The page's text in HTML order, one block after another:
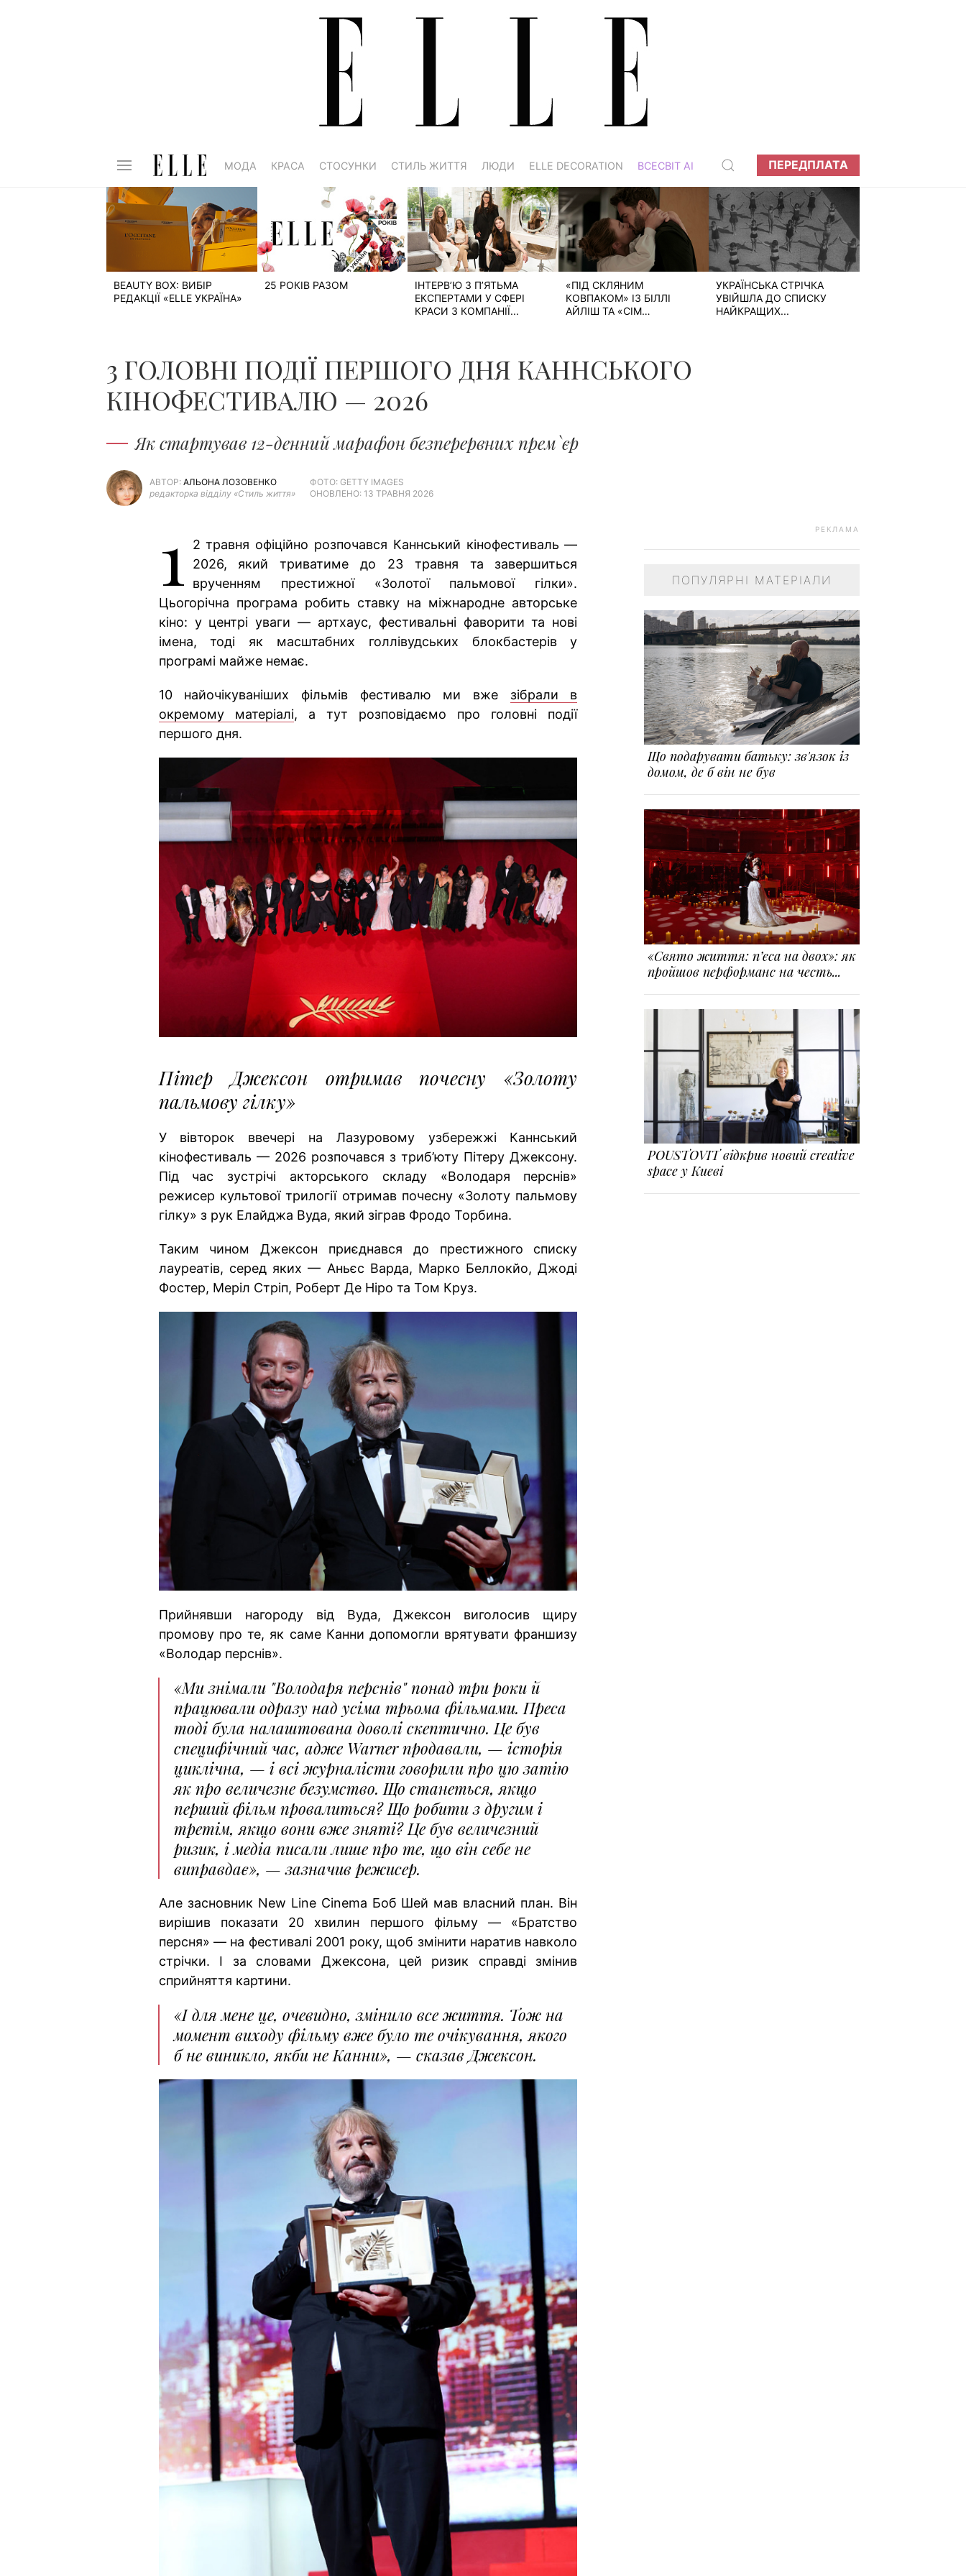
МОДА КРАСА СТОСУНКИ СТИЛЬ ЖИТТЯ ЛЮДИ ELLE DECORATION ВСЕСВІТ АІ ПЕРЕДПЛАТА
BEAUTY BOX: ВИБІР
РЕДАКЦІЇ «ELLE УКРАЇНА»
25 РОКІВ РАЗОМ
ІНТЕРВ’Ю З П’ЯТЬМА
ЕКСПЕРТАМИ У СФЕРІ
КРАСИ З КОМПАНІЇ...
«ПІД СКЛЯНИМ
КОВПАКОМ» ІЗ БІЛЛІ
АЙЛІШ ТА «СІМ
УКРАЇНСЬКА СТРІЧКА
УВІЙШЛА ДО СПИСКУ
НАЙКРАЩИХ...
3 ГОЛОВНІ ПОДІЇ ПЕРШОГО ДНЯ КАННСЬКОГО
КІНОФЕСТИВАЛЮ — 2026
Як стартував 12-денний марафон безперервних прем`єр
АВТОР: АЛЬОНА ЛОЗОВЕНКО
редакторка відділу «Стиль життя»
ФОТО: ​​GETTY IMAGES
ОНОВЛЕНО: 13 ТРАВНЯ 2026
1
2 травня офіційно розпочався Каннський кінофестиваль —
2026, який триватиме до 23 травня та завершиться
врученням престижної «Золотої пальмової гілки».
Цьогорічна програма робить ставку на міжнародне авторське
кіно: у центрі уваги — артхаус, фестивальні фаворити та нові
імена, тоді як масштабних голлівудських блокбастерів у
програмі майже немає.
10 найочікуваніших фільмів фестивалю ми вже зібрали в
окремому матеріалі, а тут розповідаємо про головні події
першого дня.
Пітер Джексон отримав почесну «Золоту
пальмову гілку»
У вівторок ввечері на Лазуровому узбережжі Каннський
кінофестиваль — 2026 розпочався з триб’юту Пітеру Джексону.
Під час зустрічі акторського складу «Володаря перснів»
режисер культової трилогії отримав почесну «Золоту пальмову
гілку» з рук Елайджа Вуда, який зіграв Фродо Торбина.
Таким чином Джексон приєднався до престижного списку
лауреатів, серед яких — Аньєс Варда, Марко Беллокйо, Джоді
Фостер, Меріл Стріп, Роберт Де Ніро та Том Круз.
Прийнявши нагороду від Вуда, Джексон виголосив щиру
промову про те, як саме Канни допомогли врятувати франшизу
«Володар перснів».
«Ми знімали "Володаря перснів" понад три роки й
працювали одразу над усіма трьома фільмами. Преса
тоді була налаштована доволі скептично. Це був
специфічний час, адже Warner продавали, — історія
циклічна, — і всі журналісти говорили про цю затію
як про величезне безумство. Що станеться, якщо
перший фільм провалиться? Що робити з другим і
третім, якщо вони вже зняті? Це був величезний
ризик, і медіа писали лише про те, що він себе не
виправдає», — зазначив режисер.
Але засновник New Line Cinema Боб Шей мав власний план. Він
вирішив показати 20 хвилин першого фільму — «Братство
персня» — на фестивалі 2001 року, щоб змінити наратив навколо
стрічки. І за словами Джексона, цей ризик справді змінив
сприйняття картини.
«І для мене це, очевидно, змінило все життя. Тож на
момент виходу фільму вже було те очікування, якого
б не виникло, якби не Канни», — сказав Джексон.
РЕКЛАМА
ПОПУЛЯРНІ МАТЕРІАЛИ
Що подарувати батьку: зв'язок із
домом, де б він не був
«Свято життя: п’єса на двох»: як
пройшов перформанс на честь...
POUSTOVIT відкрив новий creative
space у Києві